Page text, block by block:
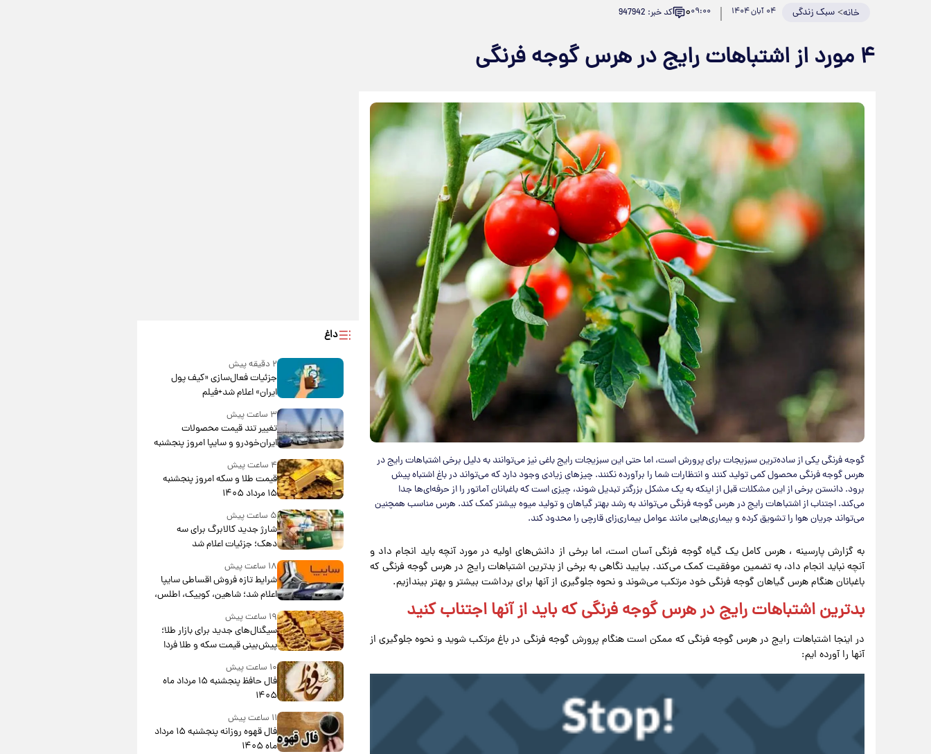
خانه>سبک زندگی ۰۴ آبان ۱۴۰۴ ۰۹:۰۰۰ کد خبر: 947942
۴ مورد از اشتباهات رایج در هرس گوجه فرنگی
گوجه فرنگی یکی از ساده‌ترین سبزیجات برای پرورش است، اما حتی این سبزیجات رایج باغی نیز می‌توانند به دلیل برخی اشتباهات رایج در
هرس گوجه فرنگی محصول کمی تولید کنند و انتظارات شما را برآورده نکنند. چیزهای زیادی وجود دارد که می‌تواند در باغ اشتباه پیش
برود. دانستن برخی از این مشکلات قبل از اینکه به یک مشکل بزرگتر تبدیل شوند، چیزی است که باغبانان آماتور را از حرفه‌ای‌ها جدا
می‌کند. اجتناب از اشتباهات رایج در هرس گوجه فرنگی می‌تواند به رشد بهتر گیاهان و تولید میوه بیشتر کمک کند. هرس مناسب همچنین
می‌تواند جریان هوا را تشویق کرده و بیماری‌هایی مانند عوامل بیماری‌زای قارچی را محدود کند.
به گزارش پارسینه ، هرس کامل یک گیاه گوجه فرنگی آسان است، اما برخی از دانش‌های اولیه در مورد آنچه باید انجام داد و
آنچه نباید انجام داد، به تضمین موفقیت کمک می‌کند. بیایید نگاهی به برخی از بدترین اشتباهات رایج در هرس گوجه فرنگی که
باغبانان هنگام هرس گیاهان گوجه فرنگی خود مرتکب می‌شوند و نحوه جلوگیری از آنها برای برداشت بیشتر و بهتر بیندازیم.
بدترین اشتباهات رایج در هرس گوجه فرنگی که باید از آنها اجتناب کنید
در اینجا اشتباهات رایج در هرس گوجه فرنگی که ممکن است هنگام پرورش گوجه فرنگی در باغ مرتکب شوید و نحوه جلوگیری از
آنها را آورده ایم:
داغ
۲ دقیقه پیش
جزئیات فعال‌سازی «کیف پول
ایران» اعلام شد+فیلم
۳ ساعت پیش
تغییر تند قیمت محصولات
ایران‌خودرو و سایپا امروز پنجشنبه
۱۵ مرداد ۱۴۰۵ +جدول
۴ ساعت پیش
قیمت طلا و سکه امروز پنجشنبه
۱۵ مرداد ۱۴۰۵
۵ ساعت پیش
شارژ جدید کالابرگ برای سه
دهک؛ جزئیات اعلام شد
۱۸ ساعت پیش
شرایط تازه فروش اقساطی سایپا
اعلام شد؛ شاهین، کوییک، اطلس،
سهند و ساینا با اقساط بلندمدت +
جدول
۱۹ ساعت پیش
سیگنال‌های جدید برای بازار طلا؛
پیش‌بینی قیمت سکه و طلا فردا
۱۰ ساعت پیش
فال حافظ پنجشنبه ۱۵ مرداد ماه
۱۴۰۵
۱۱ ساعت پیش
فال قهوه روزانه پنجشنبه ۱۵ مرداد
ماه ۱۴۰۵